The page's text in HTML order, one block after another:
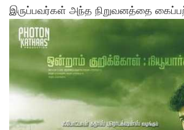
இருப்பவர்கள் அந்த நிறுவனத்தை